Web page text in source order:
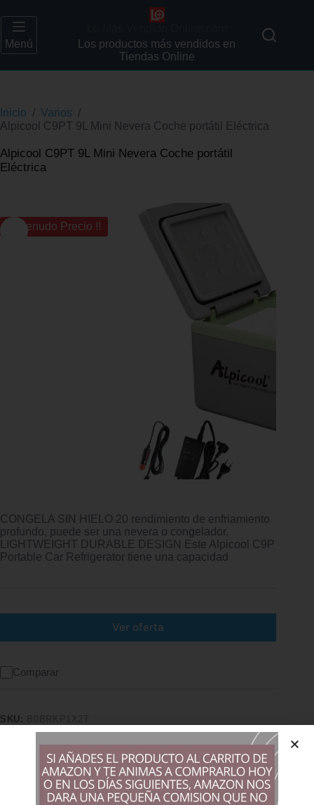
Menú
Los productos más vendidos en
Tiendas Online
Inicio / Varios /
Alpicool C9PT 9L Mini Nevera Coche portátil Eléctrica
Alpicool C9PT 9L Mini Nevera Coche portátil
Eléctrica
¡¡ Menudo Precio !!
CONGELA SIN HIELO 20 rendimiento de enfriamiento
profundo, puede ser una nevera o congelador.
LIGHTWEIGHT DURABLE DESIGN Este Alpicool C9P
Portable Car Refrigerator tiene una capacidad
Ver oferta
Comparar
SKU:
CATEGORÍA:VARIOS
Características adicionales
Calidad superior
Pago seguro
Satisfacción garantizada